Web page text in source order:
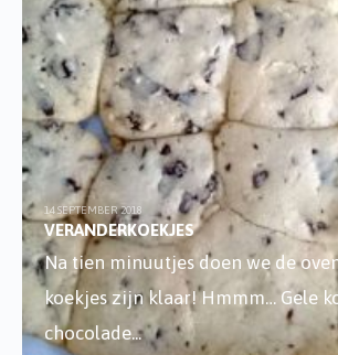
14 SEPTEMBER 2018
VERANDERKOEKJES
Na tien minuutjes doen we de
koekjes zijn klaar! Hmmm… Gele
chocolade...